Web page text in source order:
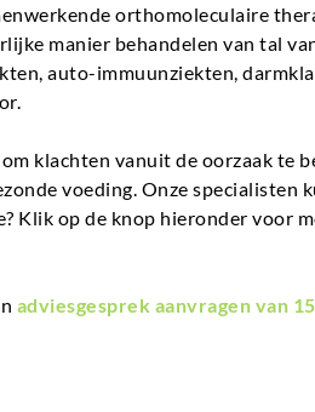
orthomoleculaire
manier behandelen van tal
auto-immuunziekten,
klachten vanuit de oorzaak te
voeding. Onze specialisten
Klik op de knop hieronder voor
adviesgesprek aanvragen van